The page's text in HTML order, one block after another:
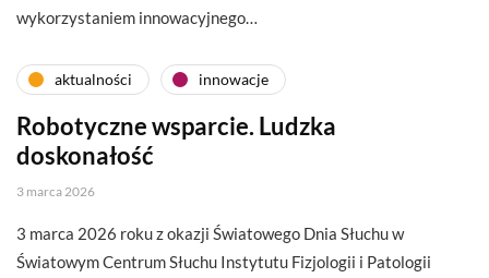
wykorzystaniem innowacyjnego…
aktualności innowacje
Robotyczne wsparcie. Ludzka
doskonałość
3 marca 2026
3 marca 2026 roku z okazji Światowego Dnia Słuchu w
Światowym Centrum Słuchu Instytutu Fizjologii i Patologii